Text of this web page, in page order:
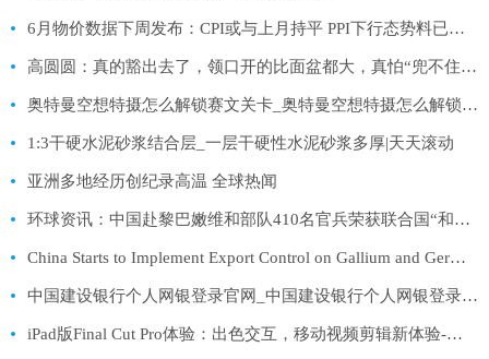
6月物价数据下周发布：CPI或与上月持平 PPI下行态势料已筑底
高圆圆：真的豁出去了，领口开的比面盆都大，真怕“兜不住”！
奥特曼空想特摄怎么解锁赛文关卡_奥特曼空想特摄怎么解锁赛文|最资讯
1:3干硬水泥砂浆结合层_一层干硬性水泥砂浆多厚|天天滚动
亚洲多地经历创纪录高温 全球热闻
环球资讯：中国赴黎巴嫩维和部队410名官兵荣获联合国“和平荣誉勋章”
China Starts to Implement Export Control on Gallium and Germanium
中国建设银行个人网银登录官网_中国建设银行个人网银登录-全球通讯
iPad版Final Cut Pro体验：出色交互，移动视频剪辑新体验-全球即时看